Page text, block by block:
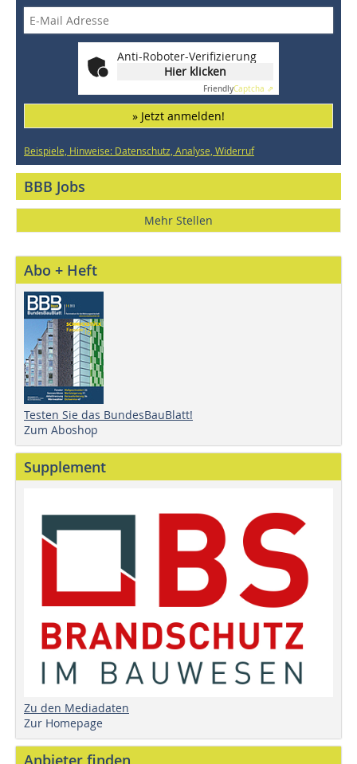
Anti-Roboter-Verifizierung
Hier klicken
FriendlyCaptcha ⇗
» Jetzt anmelden!
Beispiele, Hinweise: Datenschutz, Analyse, Widerruf
BBB Jobs
Mehr Stellen
Abo + Heft
Testen Sie das BundesBauBlatt!
Zum Aboshop
Supplement
Zu den Mediadaten
Zur Homepage
Anbieter finden